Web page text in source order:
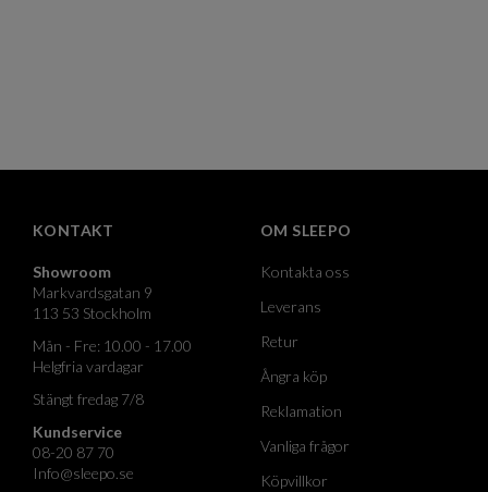
KONTAKT
Showroom
Markvardsgatan 9
113 53 Stockholm
Mån - Fre: 10.00 - 17.00
Helgfria vardagar
Stängt fredag 7/8
Kundservice
08-20 87 70
Info@sleepo.se
OM SLEEPO
Kontakta oss
Leverans
Retur
Ångra köp
Reklamation
Vanliga frågor
Köpvillkor